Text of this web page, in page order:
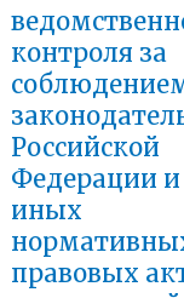
контроля за
Российской
Федерации и
иных
правовых